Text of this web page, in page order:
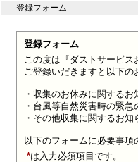
登録フォーム
登録フォーム
この度は『ダストサービス
ご登録いだきますと以下の
・収集のお休みに関するお
・台風等自然災害時の緊急
・その他収集に関するお知
以下のフォームに必要事項
*は入力必須項目です。